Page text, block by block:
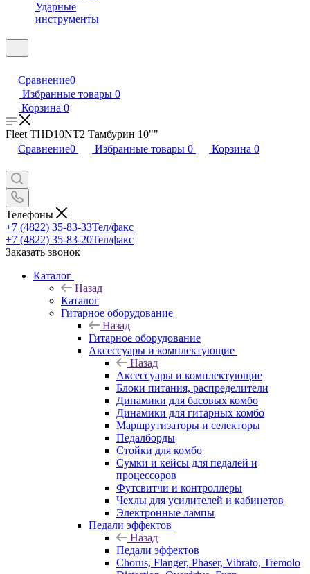
Ударные
инструменты
Сравнение0
Избранные товары 0
Корзина 0
Fleet THD10NT2 Тамбурин 10""
Сравнение0 Избранные товары 0 Корзина 0
Телефоны
+7 (4822) 35-83-33Тел/факс
+7 (4822) 35-83-20Тел/факс
Заказать звонок
Каталог
Назад
Каталог
Гитарное оборудование
Назад
Гитарное оборудование
Аксессуары и комплектующие
Назад
Аксессуары и комплектующие
Блоки питания, распределители
Динамики для басовых комбо
Динамики для гитарных комбо
Маршрутизаторы и селекторы
Педалборды
Стойки для комбо
Сумки и кейсы для педалей и
процессоров
Футсвитчи и контроллеры
Чехлы для усилителей и кабинетов
Электронные лампы
Педали эффектов
Назад
Педали эффектов
Chorus, Flanger, Phaser, Vibrato, Tremolo